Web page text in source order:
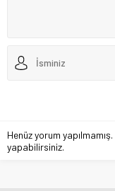
Henüz yorum
yapabilirsiniz.